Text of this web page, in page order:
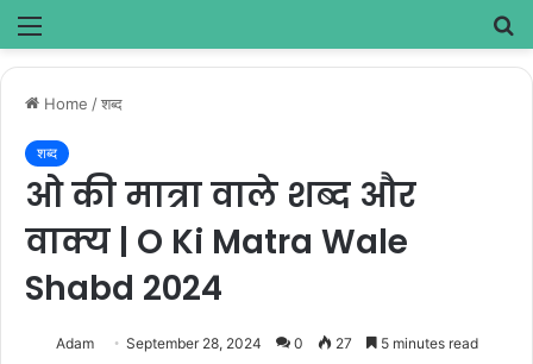
Menu
Home /शब्द
शब्द
ओ की मात्रा वाले शब्द और
वाक्य | O Ki Matra Wale
Shabd 2024
Adam September 28, 2024 0 27 5 minutes read